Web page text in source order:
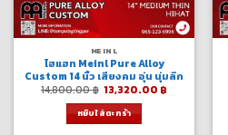
MEINL
ไฮแฮท Meinl Pure Alloy
Custom 14 นิ้ว เสียงคม อุ่น นุ่มลึก
14,800.00฿ Original
price
was:
14,800.00 ฿.
13,320.00 ฿
หยิบใส่ตะกร้า